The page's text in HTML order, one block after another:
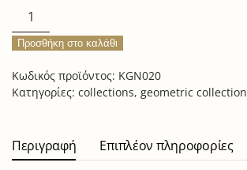
julia
necklace
ποσότητα
Προσθήκη στο καλάθι
Κωδικός προϊόντος: KGN020
Κατηγορίες: collections, geometric collection
Περιγραφή Επιπλέον πληροφορίες